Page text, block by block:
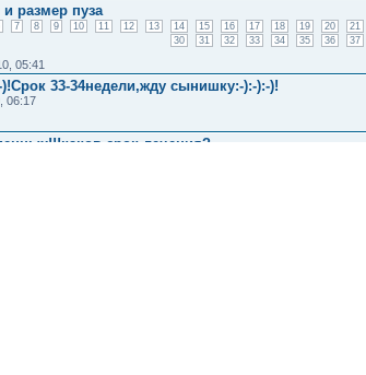
размер пуза
7 8 9 10 11 12 13 14 15 16 17 18 19 20 21
30
31 32 33 34 35 36 37
05:41
33-34недели,жду сынишку:-):-):-)!
06:17
срок лечения?